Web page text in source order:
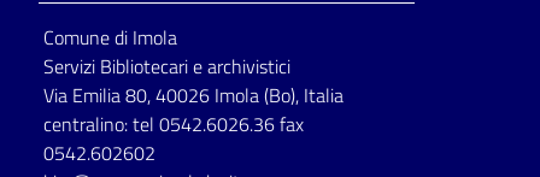
lettura
Seguici
Comune di Imola
Servizi Bibliotecari e archivistici
Via Emilia 80, 40026 Imola (Bo), Italia
centralino: tel 0542.6026.36 fax
0542.602602